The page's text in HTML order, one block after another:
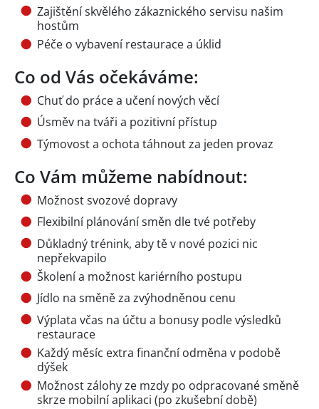
Zajištění skvělého zákaznického servisu našim
hostům
Péče o vybavení restaurace a úklid
Co od Vás očekáváme:
Chuť do práce a učení nových věcí
Úsměv na tváři a pozitivní přístup
Týmovost a ochota táhnout za jeden provaz
Co Vám můžeme nabídnout:
Možnost svozové dopravy
Flexibilní plánování směn dle tvé potřeby
Důkladný trénink, aby tě v nové pozici nic
nepřekvapilo
Školení a možnost kariérního postupu
Jídlo na směně za zvýhodněnou cenu
Výplata včas na účtu a bonusy podle výsledků
restaurace
Každý měsíc extra finanční odměna v podobě
dýšek
Možnost zálohy ze mzdy po odpracované směně
skrze mobilní aplikaci (po zkušební době)